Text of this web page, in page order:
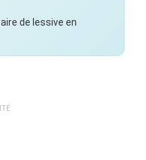
de lessive en